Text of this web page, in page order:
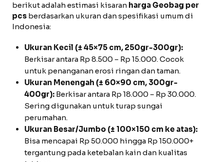
berikut adalah estimasi kisaran harga Geobag per
pcs berdasarkan ukuran dan spesifikasi umum di
Indonesia:
Ukuran Kecil (± 45×75 cm, 250gr-300gr):
Berkisar antara Rp 8.500 – Rp 15.000. Cocok
untuk penanganan erosi ringan dan taman.
Ukuran Menengah (± 60×90 cm, 300gr-
400gr): Berkisar antara Rp 18.000 – Rp 30.000.
Sering digunakan untuk turap sungai
perumahan.
Ukuran Besar/Jumbo (± 100×150 cm ke atas):
Bisa mencapai Rp 50.000 hingga Rp 150.000+
tergantung pada ketebalan kain dan kualitas